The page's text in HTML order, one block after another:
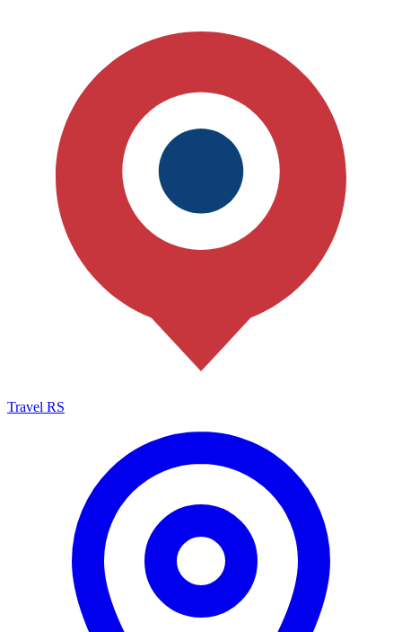
Travel RS